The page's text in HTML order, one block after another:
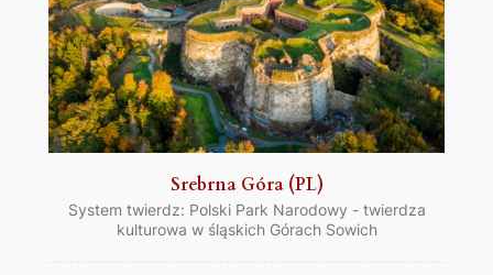
Srebrna Góra (PL)